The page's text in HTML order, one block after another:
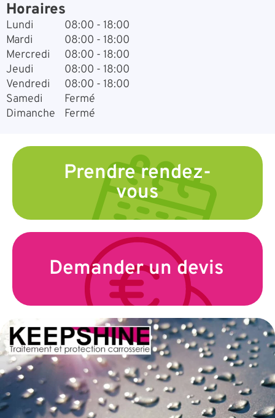
Horaires
Lundi
08:00 - 18:00
Mardi
08:00 - 18:00
Mercredi
08:00 - 18:00
Jeudi
08:00 - 18:00
Vendredi
08:00 - 18:00
Samedi
Fermé
Dimanche
Fermé
Prendre rendez-
vous
Demander un devis